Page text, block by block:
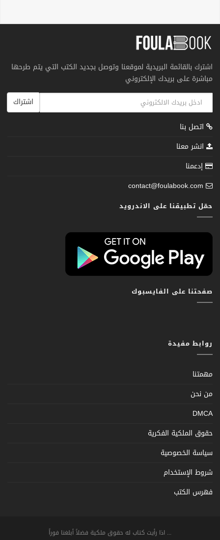
اشترك بالقائمة البريدية لموقعنا وتوصل بجديد الكتب التي يتم طرحها
مباشرة على بريدك الإلكتروني
اشتراك
اتصل بنا
انشر معنا
إدعمنا
contact@foulabook.com
حمّل تطبيقنا على الاندرويد
صفحتنا على الفايسبوك
روابط مفيدة
مهمتنا
من نحن
DMCA
حقوق الملكية الفكرية
سياسة الخصوصية
شروط الإستخدام
فهرس الكتب
... اذا رأيت كتاب له حقوق ملكية فضلاً أبلغنا فوراً